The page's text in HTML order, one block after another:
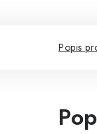
Popis